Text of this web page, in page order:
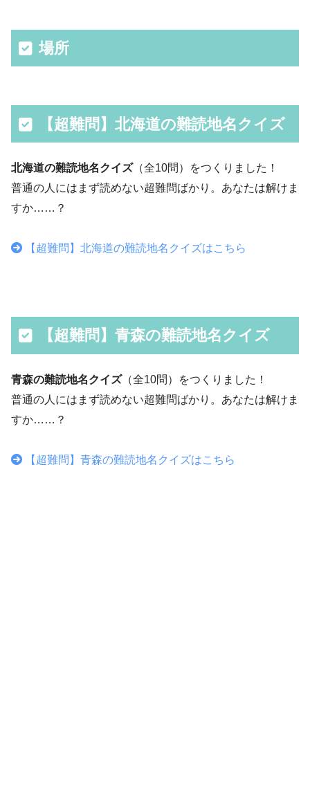
場所
【超難問】北海道の難読地名クイズ
北海道の難読地名クイズ（全10問）をつくりました！
普通の人にはまず読めない超難問ばかり。あなたは解けま
すか……？
【超難問】北海道の難読地名クイズはこちら
【超難問】青森の難読地名クイズ
青森の難読地名クイズ（全10問）をつくりました！
普通の人にはまず読めない超難問ばかり。あなたは解けま
すか……？
【超難問】青森の難読地名クイズはこちら